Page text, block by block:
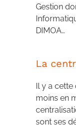
Gestion
DIMOA…
La
Il y a cette
moins en
sont ses